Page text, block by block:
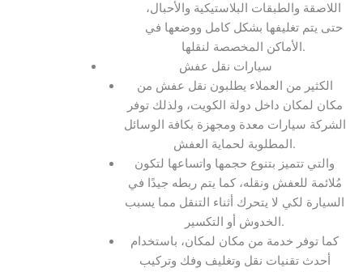
اللاصقة والطبقات البلاستيكية والأحبال،
حتى يتم تغليفها بشكل كامل ووضعها في
الأماكن المخصصة لنقلها.
سيارات نقل عفش
الكثير من العملاء يطلبون نقل عفش من
مكان لمكان داخل دولة الكويت، ولذلك توفر
الشركة سيارات معدة ومجهزة بكافة الوسائل
المطلوبة لحماية العفش.
والتي تتميز بتنوع حجمها واتساعها لتكون
مُلائمة للعفش ونقله، كما يتم ربطه جيدًا في
السيارة لكي لا يتحرك أثناء التنقل مما يسبب
الخدوش أو التكسير.
كما توفر خدمة من مكان لمكان، باستخدام
أحدث تقنيات نقل وتغليف وفك وتركيب